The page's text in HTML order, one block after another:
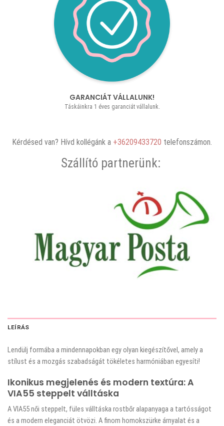
GARANCIÁT VÁLLALUNK!
Táskáinkra 1 éves garanciát vállalunk.
Kérdésed van? Hívd kollégánk a +36209433720 telefonszámon.
Szállító partnerünk:
LEÍRÁS
Lendülj formába a mindennapokban egy olyan kiegészítővel, amely a
stílust és a mozgás szabadságát tökéletes harmóniában egyesíti!
Ikonikus megjelenés és modern textúra: A
VIA55 steppelt válltáska
A VIA55 női steppelt, füles válltáska rostbőr alapanyaga a tartósságot
és a modern eleganciát ötvözi. A finom homokszürke árnyalat és a